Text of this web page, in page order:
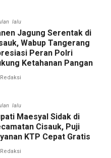
lalu
Jagung Serentak di
Wabup Tangerang
Peran Polri
Ketahanan Pangan
Redaksi
lalu
Maesyal Sidak di
Cisauk, Puji
KTP Cepat Gratis
Redaksi